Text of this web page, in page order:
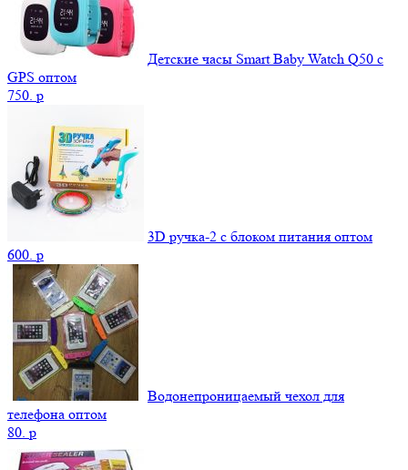
Детские часы Smart Baby Watch Q50 c
GPS оптом
750. p
3D ручка-2 с блоком питания оптом
600. p
Водонепроницаемый чехол для
телефона оптом
80. p